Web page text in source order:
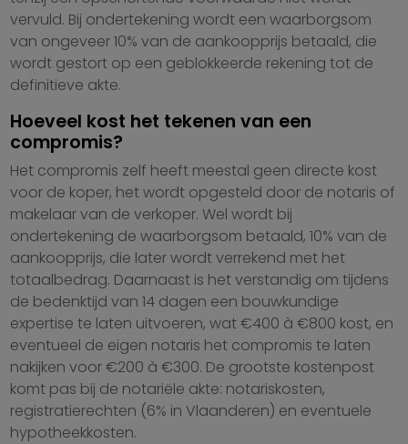
vervuld. Bij ondertekening wordt een waarborgsom
van ongeveer 10% van de aankoopprijs betaald, die
wordt gestort op een geblokkeerde rekening tot de
definitieve akte.
Hoeveel kost het tekenen van een
compromis?
Het compromis zelf heeft meestal geen directe kost
voor de koper, het wordt opgesteld door de notaris of
makelaar van de verkoper. Wel wordt bij
ondertekening de waarborgsom betaald, 10% van de
aankoopprijs, die later wordt verrekend met het
totaalbedrag. Daarnaast is het verstandig om tijdens
de bedenktijd van 14 dagen een bouwkundige
expertise te laten uitvoeren, wat €400 à €800 kost, en
eventueel de eigen notaris het compromis te laten
nakijken voor €200 à €300. De grootste kostenpost
komt pas bij de notariële akte: notariskosten,
registratierechten (6% in Vlaanderen) en eventuele
hypotheekkosten.